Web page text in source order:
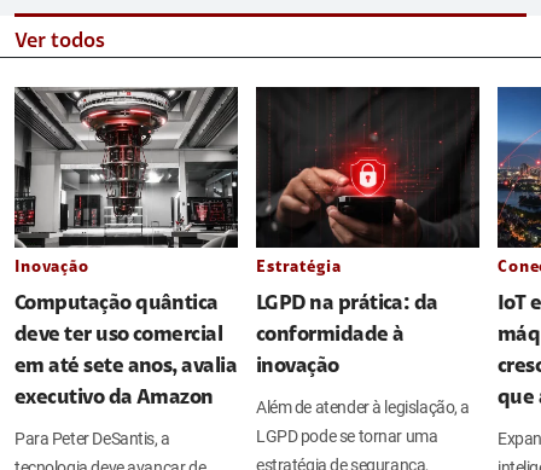
Ver todos
Inovação
Computação quântica
deve ter uso comercial
em até sete anos, avalia
executivo da Amazon
Para Peter DeSantis, a
Estratégia
LGPD na prática: da
conformidade à
inovação
Além de atender à legislação, a
LGPD pode se tornar uma
estratégia de segurança,
IoT
que